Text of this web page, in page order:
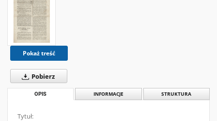
Pokaż treść
Pobierz
OPIS INFORMACJE STRUKTURA
Tytuł: